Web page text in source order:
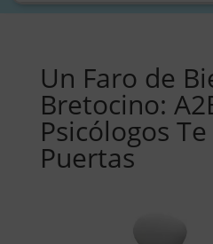
Un Faro de
Bretocino:
Psicólogos
Puertas